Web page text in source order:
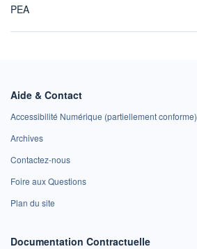
PEA
Aide & Contact
Accessibilité Numérique (partiellement conforme)
Archives
Contactez-nous
Foire aux Questions
Plan du site
Documentation Contractuelle